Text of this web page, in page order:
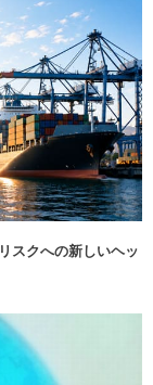
スクへの新しいヘッ